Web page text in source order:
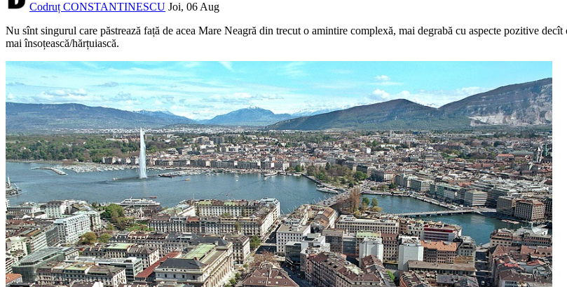
Codruț CONSTANTINESCU Joi, 06 Aug
Nu sînt singurul care păstrează față de acea Mare Neagră din trecut o amintire complexă, mai degrabă cu aspecte pozitive
mai însoțească/hărțuiască.